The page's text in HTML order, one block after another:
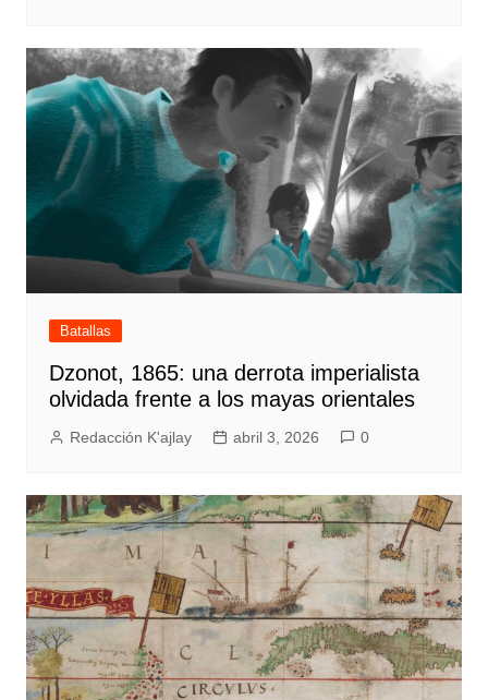
Batallas
Dzonot, 1865: una derrota imperialista
olvidada frente a los mayas orientales
Redacción K'ajlay abril 3, 2026 0